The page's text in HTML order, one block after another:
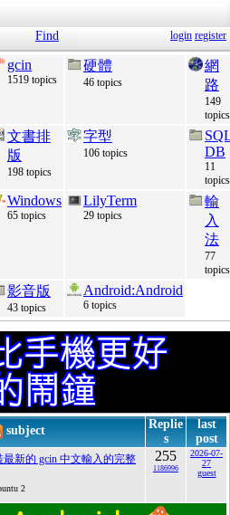
Find login register
gcin
1519 topics
硬體
46 topics
網
路
149
topics
文書排
版
198 topics
字型
106 topics
DB
11
topics
Windows
65 topics
LilyTerm
29 topics
輸
入
法
77
topics
影音版
43 topics
Android:Android
6 topics
subject
Replie
s
last
post
最新的 gcin 中文輸入的完整
2
255
1186996
2026-07-
27
guest